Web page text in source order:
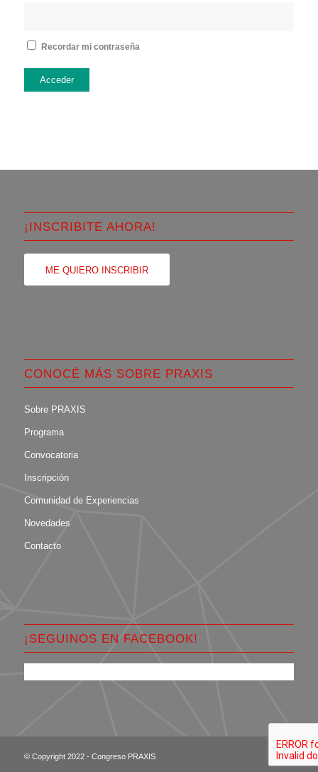
Recordar mi contraseña
Acceder
¡INSCRIBITE AHORA!
ME QUIERO INSCRIBIR
CONOCÉ MÁS SOBRE PRAXIS
Sobre PRAXIS
Programa
Convocatoria
Inscripción
Comunidad de Experiencias
Novedades
Contacto
¡SEGUINOS EN FACEBOOK!
© Copyright 2022 - Congreso PRAXIS